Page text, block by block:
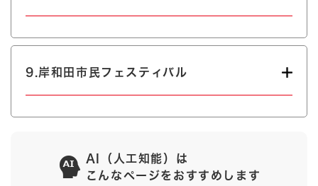
9.岸和田市民フェスティバル
AI（人工知能）は
こんなページをおすすめします